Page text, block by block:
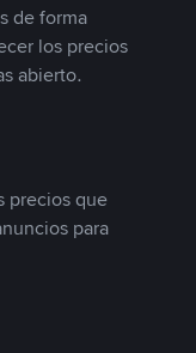
de forma
los precios
abierto.
precios que
para